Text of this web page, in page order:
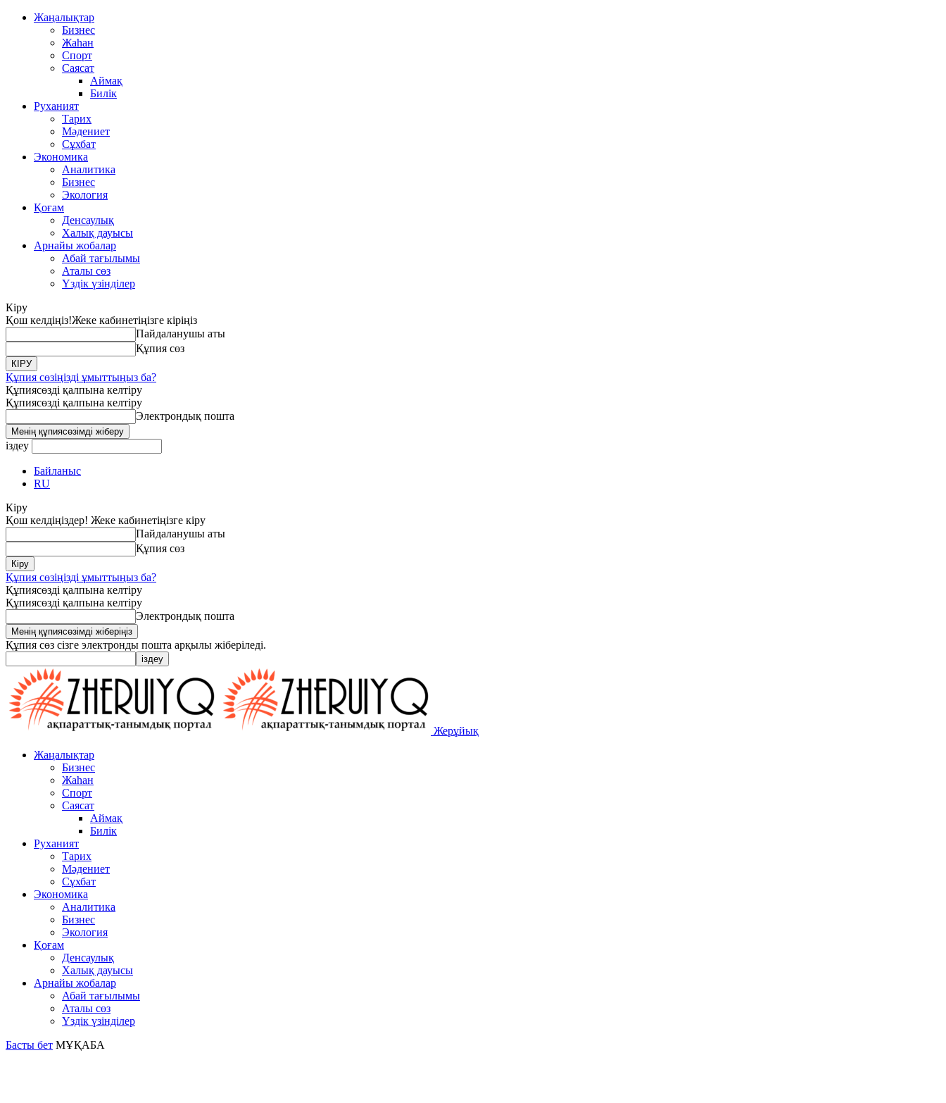
Жаңалықтар
Бизнес
Жаһан
Спорт
Саясат
Аймақ
Билік
Руханият
Тарих
Мәдениет
Сұхбат
Экономика
Аналитика
Бизнес
Экология
Қоғам
Денсаулық
Халық дауысы
Арнайы жобалар
Абай тағылымы
Аталы сөз
Үздік үзінділер
Кіру
Қош келдіңіз!Жеке кабинетіңізге кіріңіз
Пайдаланушы аты
Құпия сөз
Құпия сөзіңізді ұмыттыңыз ба?
Құпиясөзді қалпына келтіру
Құпиясөзді қалпына келтіру
Электрондық пошта
іздеу
Байланыс
RU
Кіру
Қош келдіңіздер! Жеке кабинетіңізге кіру
Пайдаланушы аты
Құпия сөз
Құпия сөзіңізді ұмыттыңыз ба?
Құпиясөзді қалпына келтіру
Құпиясөзді қалпына келтіру
Электрондық пошта
Құпия сөз сізге электронды пошта арқылы жіберіледі.
Жерұйық
Жаңалықтар
Бизнес
Жаһан
Спорт
Саясат
Аймақ
Билік
Руханият
Тарих
Мәдениет
Сұхбат
Экономика
Аналитика
Бизнес
Экология
Қоғам
Денсаулық
Халық дауысы
Арнайы жобалар
Абай тағылымы
Аталы сөз
Үздік үзінділер
Басты бет МҰҚАБА